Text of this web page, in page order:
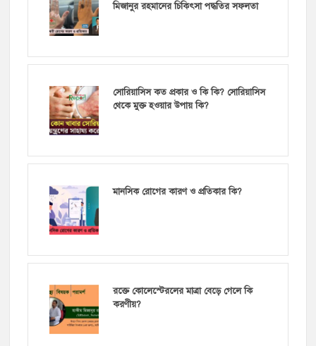
মিজানুর রহমানের চিকিৎসা পদ্ধতির সফলতা
সোরিয়াসিস কত প্রকার ও কি কি? সোরিয়াসিস
থেকে মুক্ত হওয়ার উপায় কি?
মানসিক রোগের কারণ ও প্রতিকার কি?
রক্তে কোলেস্টেরলের মাত্রা বেড়ে গেলে কি
করণীয়?